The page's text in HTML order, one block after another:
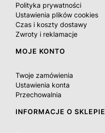
Polityka prywatności
Ustawienia plików cookies
Czas i koszty dostawy
Zwroty i reklamacje
MOJE KONTO
Twoje zamówienia
Ustawienia konta
Przechowalnia
INFORMACJE O SKLEPIE